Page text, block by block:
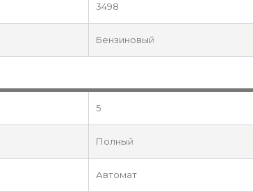
3498
Бензиновый
5
Полный
Автомат